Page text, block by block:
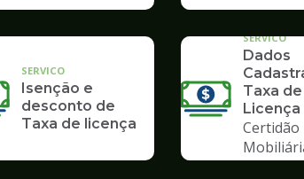
SERVICO
Isenção e
desconto de
Taxa de licença
SERVICO
Dados
Taxa de
Licença
Certidão